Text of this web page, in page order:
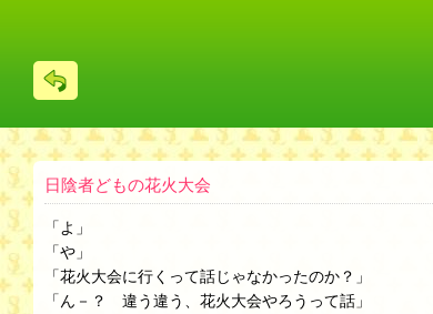
る
日陰者どもの花火大会
「よ」
「や」
「花火大会に行くって話じゃなかったのか？」
「ん－？ 違う違う、花火大会やろうって話」